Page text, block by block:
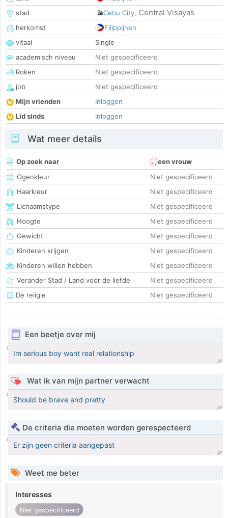
stad
Cebu City, Central Visayas
herkomst
Filippijnen
vitaal
Single
academisch niveau
Niet gespecificeerd
Roken
Niet gespecificeerd
job
Niet gespecificeerd
Mijn vrienden
Inloggen
Lid sinds
Inloggen
Wat meer details
Op zoek naar
een vrouw
Ogenkleur
Niet gespecificeerd
Haarkleur
Niet gespecificeerd
Lichaamstype
Niet gespecificeerd
Hoogte
Niet gespecificeerd
Gewicht
Niet gespecificeerd
Kinderen krijgen
Niet gespecificeerd
Kinderen willen hebben
Niet gespecificeerd
Verander Stad / Land voor de liefde
Niet gespecificeerd
De religie
Niet gespecificeerd
Een beetje over mij
Im serious boy want real relationship
Wat ik van mijn partner verwacht
Should be brave and pretty
De criteria die moeten worden gerespecteerd
Er zijn geen criteria aangepast
Weet me beter
Interesses
Niet gespecificeerd